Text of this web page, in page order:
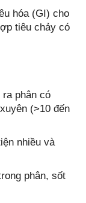
hóa (GI) cho
tiêu chảy có
phân có
(>10 đến
nhiều và
phân, sốt